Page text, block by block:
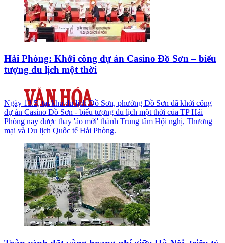
Hải Phòng: Khởi công dự án Casino Đồ Sơn – biểu
tượng du lịch một thời
Ngày 13.5, tại khu du lịch Đồ Sơn, phường Đồ Sơn đã khởi công
dự án Casino Đồ Sơn - biểu tượng du lịch một thời của TP Hải
Phòng nay được thay 'áo mới' thành Trung tâm Hội nghị, Thương
mại và Du lịch Quốc tế Hải Phòng.